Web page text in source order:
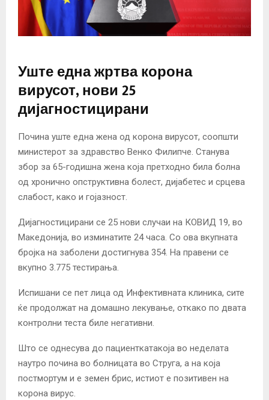
Уште една жртва корона
вирусот, нови 25
дијагностицирани
Почина уште една жена од корона вирусот, соопшти
министерот за здравство Венко Филипче. Станува
збор за 65-годишна жена која претходно била болна
од хронично опструктивна болест, дијабетес и срцева
слабост, како и гојазност.
Дијагностицирани се 25 нови случаи на КОВИД 19, во
Македонија, во изминатите 24 часа. Со ова вкупната
бројка на заболени достигнува 354. На правени се
вкупно 3.775 тестирања.
Испишани се пет лица од Инфективната клиника, сите
ќе продолжат на домашно лекување, откако по двата
контролни теста биле негативни.
Што се однесува до пациенткатакоја во неделата
наутро почина во болницата во Струга, а на која
постмортум и е земен брис, истиот е позитивен на
корона вирус.